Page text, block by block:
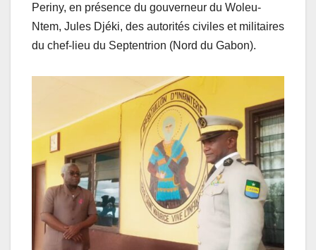
Periny, en présence du gouverneur du Woleu-
Ntem, Jules Djéki, des autorités civiles et militaires
du chef-lieu du Septentrion (Nord du Gabon).